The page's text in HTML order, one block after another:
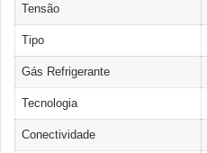
Tensão
Tipo
Gás Refrigerante
Tecnologia
Conectividade